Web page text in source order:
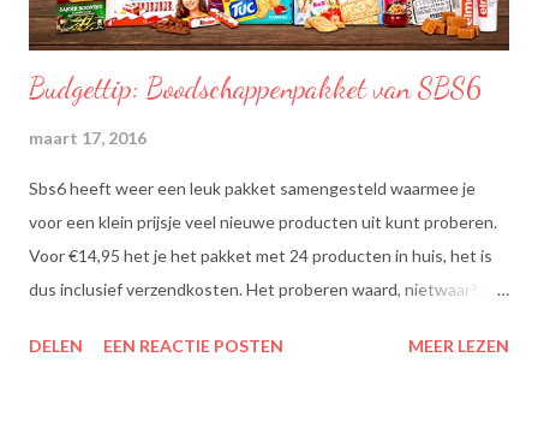
Budgettip: Boodschappenpakket van SBS6
maart 17, 2016
Sbs6 heeft weer een leuk pakket samengesteld waarmee je
voor een klein prijsje veel nieuwe producten uit kunt proberen.
Voor €14,95 het je het pakket met 24 producten in huis, het is
dus inclusief verzendkosten. Het proberen waard, nietwaar? Dit
theesmaken van Lipton: voor een goed moment dat heerlijk
DELEN EEN REACTIE POSTEN MEER LEZEN